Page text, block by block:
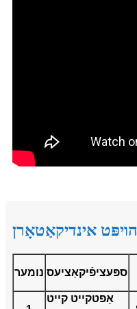
הויפּט אינדיקאַטאָרן
נומער ספּעציפֿיקאַציעס
אָפטקייט קייט